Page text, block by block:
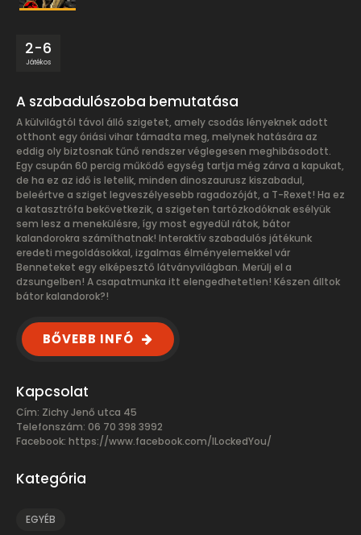
2-6
Játékos
A szabadulószoba bemutatása
A külvilágtól távol álló szigetet, amely csodás lényeknek adott
otthont egy óriási vihar támadta meg, melynek hatására az
eddig oly biztosnak tűnő rendszer véglegesen meghibásodott.
Egy csupán 60 percig működő egység tartja még zárva a kapukat,
de ha ez az idő is letelik, minden dinoszaurusz kiszabadul,
beleértve a sziget legveszélyesebb ragadozóját, a T-Rexet! Ha ez
a katasztrófa bekövetkezik, a szigeten tartózkodóknak esélyük
sem lesz a menekülésre, így most egyedül rátok, bátor
kalandorokra számíthatnak! Interaktív szabadulós játékunk
eredeti megoldásokkal, izgalmas élményelemekkel vár
Benneteket egy elképesztő látványvilágban. Merülj el a
dzsungelben! A csapatmunka itt elengedhetetlen! Készen álltok
bátor kalandorok?!
BŐVEBB INFÓ
Kapcsolat
Cím: Zichy Jenő utca 45
Telefonszám: 06 70 398 3992
Facebook: https://www.facebook.com/ILockedYou/
Kategória
EGYÉB